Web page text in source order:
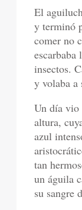
El
y terminó
comer no
escarbaba
insectos.
y volaba a
Un día vio
altura,
azul
tan
un águila
su sangre